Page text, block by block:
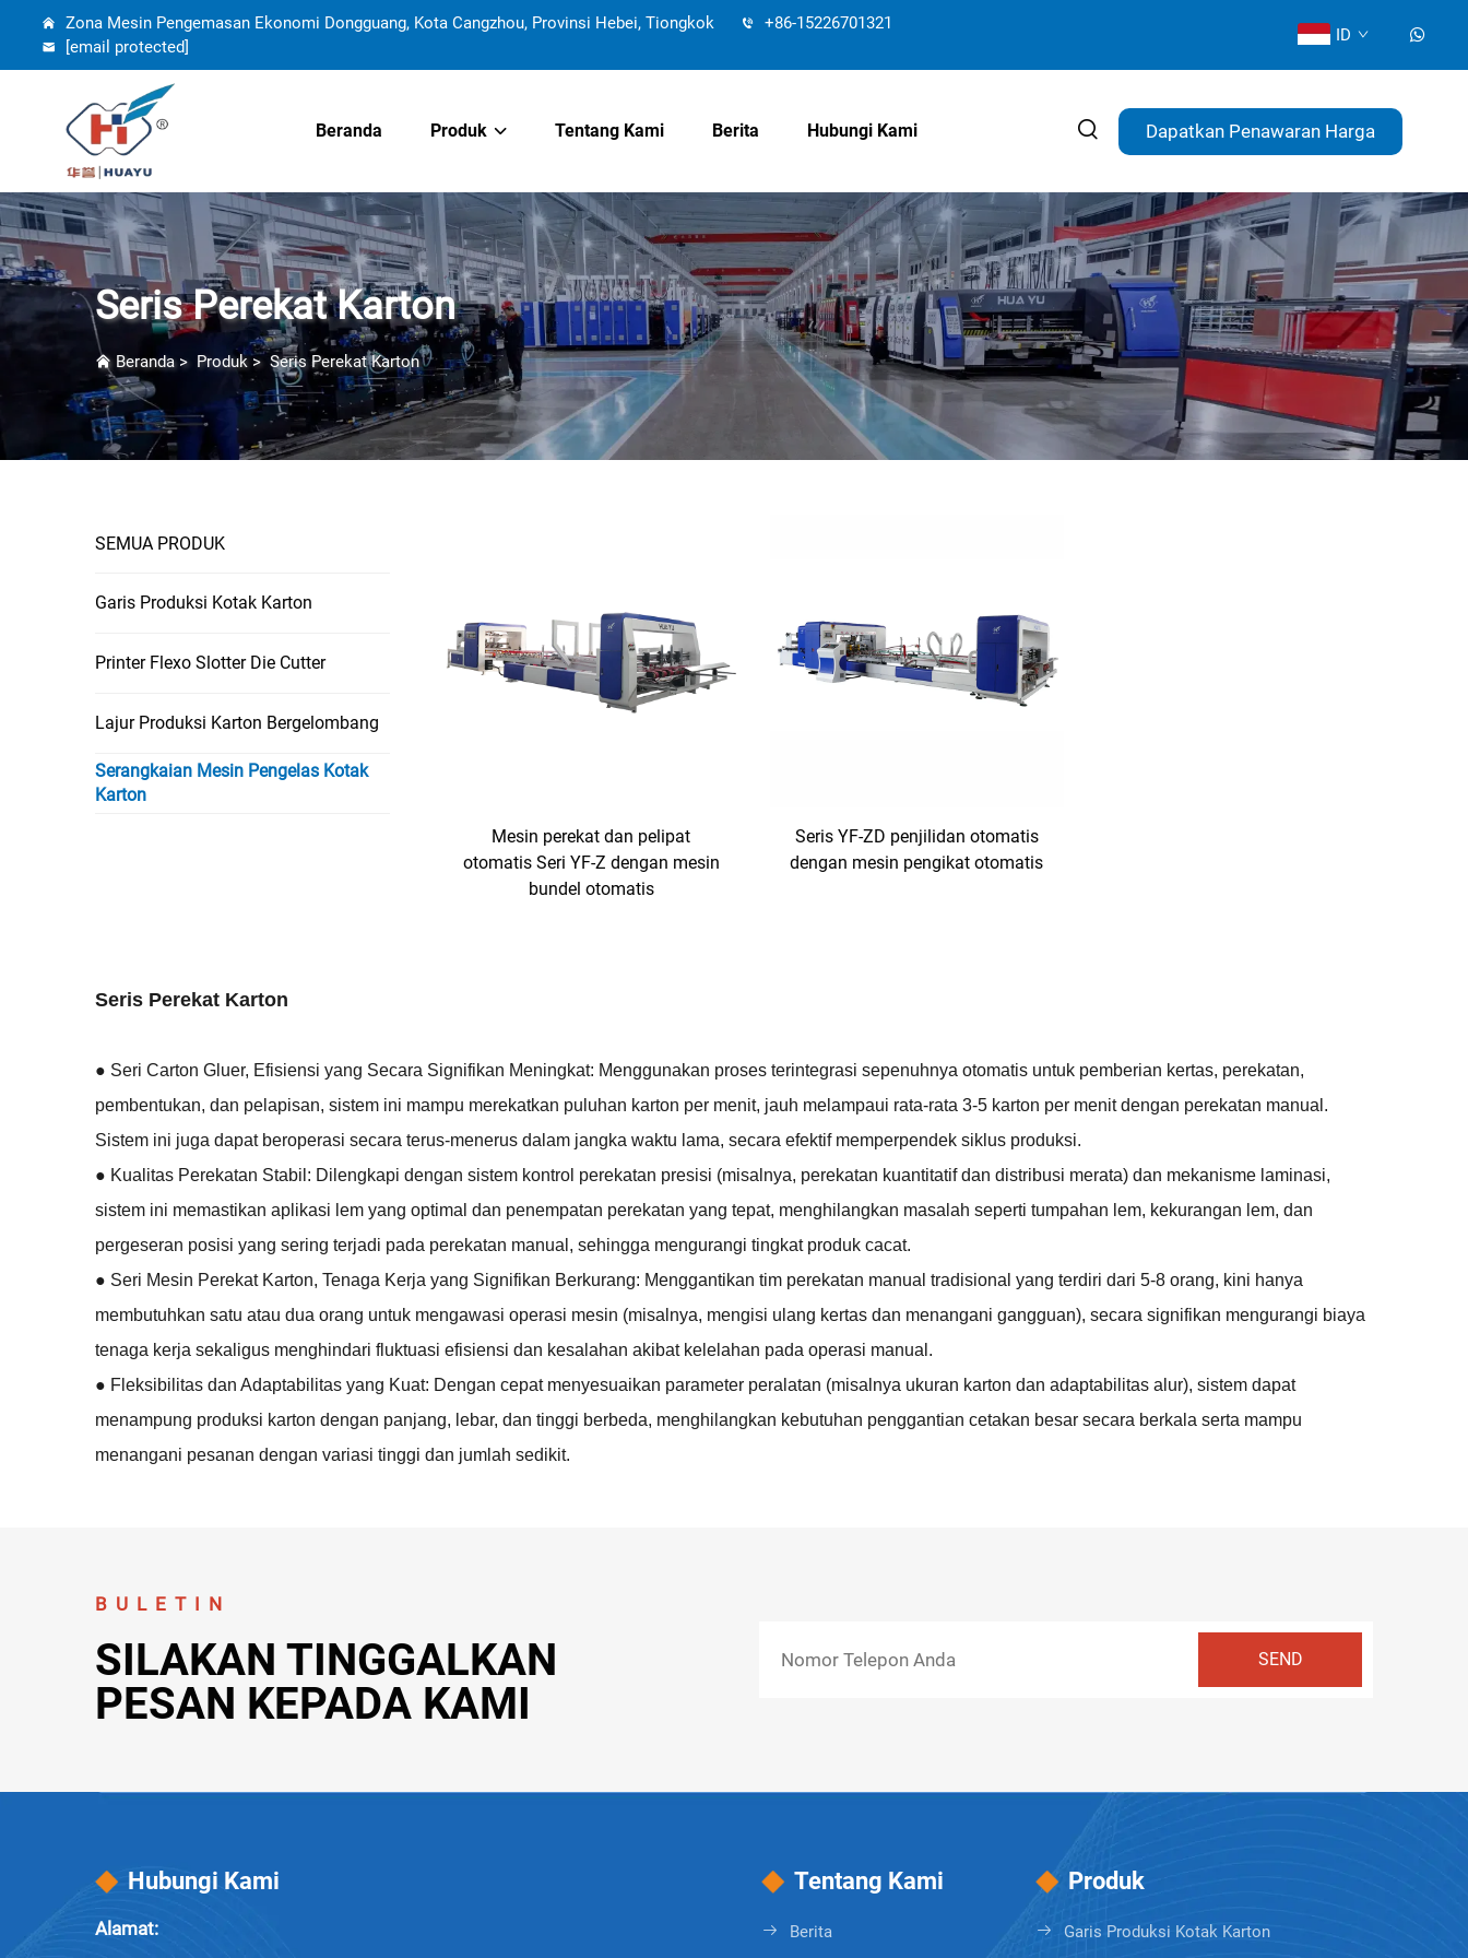
Zona Mesin Pengemasan Ekonomi Dongguang, Kota Cangzhou, Provinsi Hebei, Tiongkok
+86-15226701321
[email protected]
ID
Beranda Produk Tentang Kami Berita Hubungi Kami Dapatkan Penawaran Harga
Seris Perekat Karton
Beranda> Produk> Seris Perekat Karton
SEMUA PRODUK
Garis Produksi Kotak Karton
Printer Flexo Slotter Die Cutter
Lajur Produksi Karton Bergelombang
Serangkaian Mesin Pengelas Kotak
Karton
Mesin perekat dan pelipat
otomatis Seri YF-Z dengan mesin
bundel otomatis
Seris YF-ZD penjilidan otomatis
dengan mesin pengikat otomatis
Seris Perekat Karton
● Seri Carton Gluer, Efisiensi yang Secara Signifikan Meningkat: Menggunakan proses terintegrasi sepenuhnya otomatis untuk pemberian kertas, perekatan,
pembentukan, dan pelapisan, sistem ini mampu merekatkan puluhan karton per menit, jauh melampaui rata-rata 3-5 karton per menit dengan perekatan manual.
Sistem ini juga dapat beroperasi secara terus-menerus dalam jangka waktu lama, secara efektif memperpendek siklus produksi.
● Kualitas Perekatan Stabil: Dilengkapi dengan sistem kontrol perekatan presisi (misalnya, perekatan kuantitatif dan distribusi merata) dan mekanisme laminasi,
sistem ini memastikan aplikasi lem yang optimal dan penempatan perekatan yang tepat, menghilangkan masalah seperti tumpahan lem, kekurangan lem, dan
pergeseran posisi yang sering terjadi pada perekatan manual, sehingga mengurangi tingkat produk cacat.
● Seri Mesin Perekat Karton, Tenaga Kerja yang Signifikan Berkurang: Menggantikan tim perekatan manual tradisional yang terdiri dari 5-8 orang, kini hanya
membutuhkan satu atau dua orang untuk mengawasi operasi mesin (misalnya, mengisi ulang kertas dan menangani gangguan), secara signifikan mengurangi biaya
tenaga kerja sekaligus menghindari fluktuasi efisiensi dan kesalahan akibat kelelahan pada operasi manual.
● Fleksibilitas dan Adaptabilitas yang Kuat: Dengan cepat menyesuaikan parameter peralatan (misalnya ukuran karton dan adaptabilitas alur), sistem dapat
menampung produksi karton dengan panjang, lebar, dan tinggi berbeda, menghilangkan kebutuhan penggantian cetakan besar secara berkala serta mampu
menangani pesanan dengan variasi tinggi dan jumlah sedikit.
BULETIN
SILAKAN TINGGALKAN
PESAN KEPADA KAMI
Hubungi Kami
Alamat:
Tentang Kami
Berita
Produk
Garis Produksi Kotak Karton